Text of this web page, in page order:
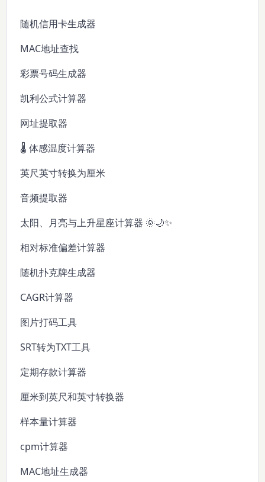
随机信用卡生成器
MAC地址查找
彩票号码生成器
凯利公式计算器
网址提取器
🌡️ 体感温度计算器
英尺英寸转换为厘米
音频提取器
太阳、月亮与上升星座计算器 🌞🌙✨
相对标准偏差计算器
随机扑克牌生成器
CAGR计算器
图片打码工具
SRT转为TXT工具
定期存款计算器
厘米到英尺和英寸转换器
样本量计算器
cpm计算器
MAC地址生成器